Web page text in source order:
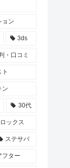
ョン
3ds
・口コミ
ン
30代
ックス
ステサバ
フター